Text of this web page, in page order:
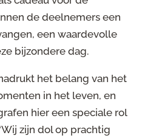
de deelnemers een
een waardevolle
bijzondere dag.
het belang van het
in het leven, en
hier een speciale rol
zijn dol op prachtig